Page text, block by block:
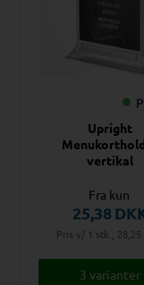
Upright
vertikal
Fra kun
25,38
Pris v/ 1 stk., 28,25
3 varianter